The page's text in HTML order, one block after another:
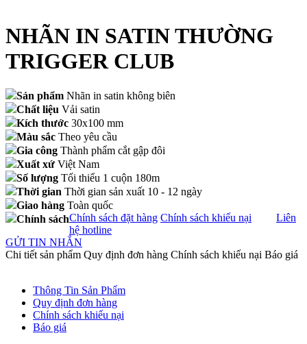
NHÃN IN SATIN THƯỜNG
TRIGGER CLUB
Sản phẩm Nhãn in satin không biên
Chất liệu Vải satin
Kích thước 30x100 mm
Màu sắc Theo yêu cầu
Gia công Thành phẩm cắt gập đôi
Xuất xứ Việt Nam
Số lượng Tối thiểu 1 cuộn 180m
Thời gian Thời gian sản xuất 10 - 12 ngày
Giao hàng Toàn quốc
Chính sáchChính sách đặt hàng Chính sách khiếu nại
Liên
hệ hotline
GỬI TIN NHẮN
Chi tiết sản phẩm Quy định đơn hàng Chính sách khiếu nại Báo giá
Thông Tin Sản Phẩm
Quy định đơn hàng
Chính sách khiếu nại
Báo giá